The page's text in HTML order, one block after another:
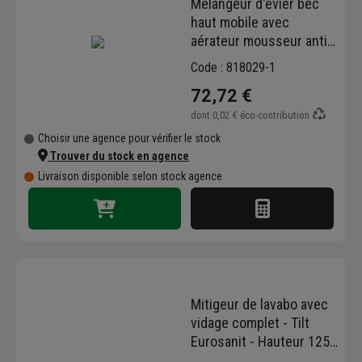
Mélangeur d'évier bec
haut mobile avec
aérateur mousseur anti
calcaire - Ania Eurosanit
- Corps en laiton chromé
Code : 818029-1
72,72 €
dont 0,02 € éco-contribution
Choisir une agence pour vérifier le stock
Trouver du stock en agence
Livraison disponible selon stock agence
Mitigeur de lavabo avec
vidage complet - Tilt
Eurosanit - Hauteur 125